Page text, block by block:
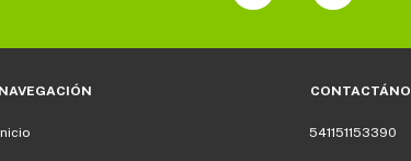
NAVEGACIÓN
541151153390